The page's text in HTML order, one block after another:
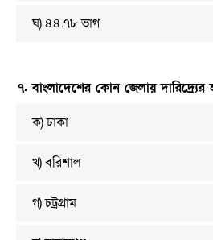
ঘ) ৪৪.৭৮ ভাগ
৭. বাংলাদেশের কোন জেলায়
ক) ঢাকা
খ) বরিশাল
গ) চট্রগ্রাম